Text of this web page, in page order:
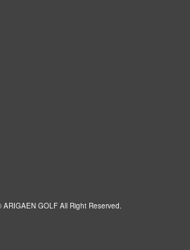
ARIGAEN GOLF All Right Reserved.